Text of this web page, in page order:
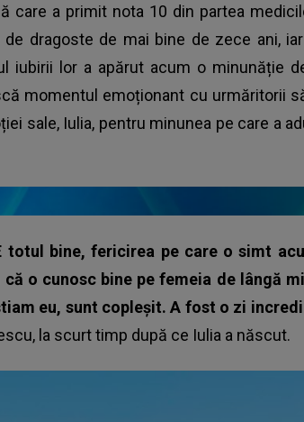
a primit nota 10 din partea
dragoste de mai bine de zece ani,
iubirii lor a apărut acum o minunăție
momentul emoționant cu urmăritorii
sale, Iulia, pentru minunea pe care a
totul bine, fericirea pe care o simt
o cunosc bine pe femeia de lângă
eu, sunt copleșit. A fost o zi
, la scurt timp după ce Iulia a născut.